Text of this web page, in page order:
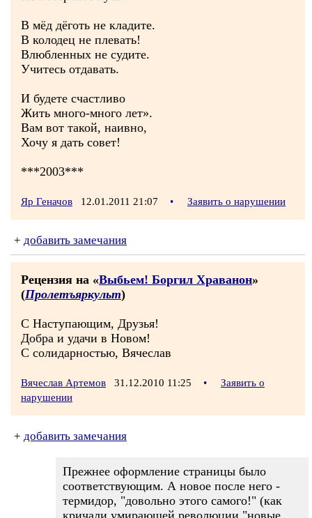
В мёд дёготь не кладите.
В колодец не плевать!
Влюбленных не судите.
Учитесь отдавать.
И будете счастливо
Жить много-много лет».
Вам вот такой, наивно,
Хочу я дать совет!
***2003***
Яр Геначов 12.01.2011 21:07 • Заявить о нарушении
+ добавить замечания
Рецензия на «Выбьем! Боргил Храванон»
(Пролетъяркульт)
С Наступающим, Друзья!
Добра и удачи в Новом!
С солидарностью, Вячеслав
Вячеслав Артемов 31.12.2010 11:25 •
Заявить о
нарушении
+ добавить замечания
Прежнее оформление страницы было
соответствующим. А новое после него -
термидор, "довольно этого самого!" (как
кричали умирающей революции "новые